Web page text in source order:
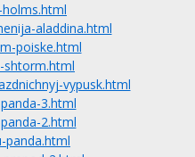
aladdina.html
poiske.html
shtorm.html
vypusk.html
3.html
2.html
panda.html